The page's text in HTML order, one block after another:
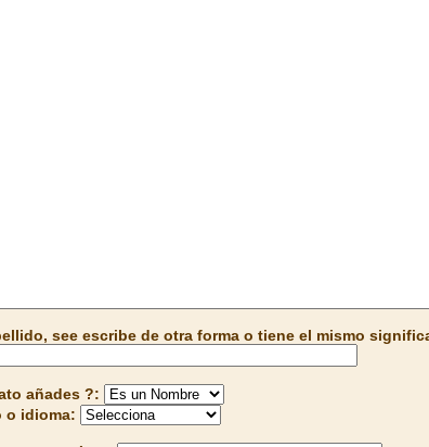
see escribe de otra forma o tiene el mismo
añades ?:
o idioma: